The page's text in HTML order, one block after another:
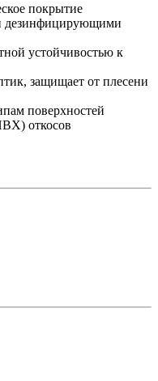
покрытие
устойчивостью к
защищает от плесени
поверхностей
откосов